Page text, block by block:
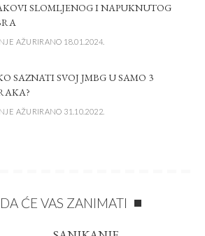
SLOMLJENOG I NAPUKNUTOG
AŽURIRANO 18.01.2024.
SAZNATI SVOJ JMBG U SAMO 3
AŽURIRANO 31.10.2022.
ĆE VAS ZANIMATI